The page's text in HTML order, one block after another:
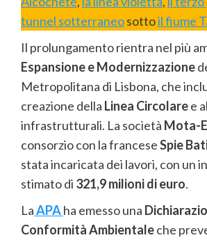
tunnel sotterraneosottoil fiume
Il prolungamento rientra nel più
Espansione e Modernizzazione
Metropolitana di Lisbona, che
creazione della Linea Circolaree
infrastrutturali. La società Mota-
consorzio con la franceseSpie
stata incaricata dei lavori, con un
stimato di 321,9 milioni di euro.
LaAPAha emesso una
Conformità Ambientaleche